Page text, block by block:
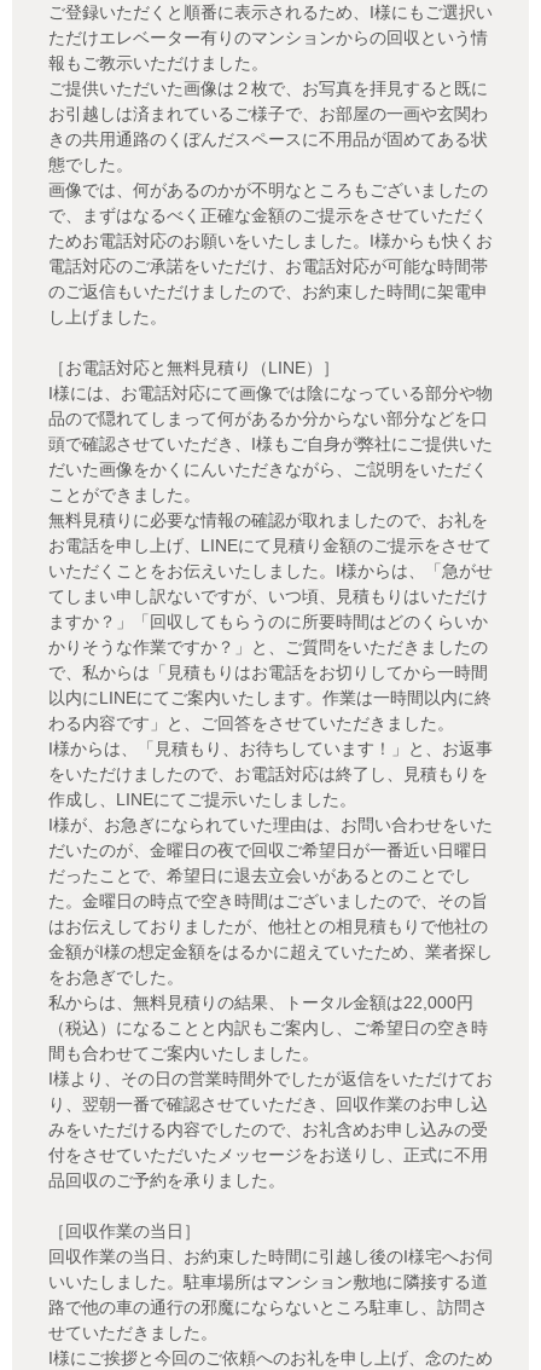
ご登録いただくと順番に表示されるため、I様にもご選択い
ただけエレベーター有りのマンションからの回収という情
報もご教示いただけました。
ご提供いただいた画像は２枚で、お写真を拝見すると既に
お引越しは済まれているご様子で、お部屋の一画や玄関わ
きの共用通路のくぼんだスペースに不用品が固めてある状
態でした。
画像では、何があるのかが不明なところもございましたの
で、まずはなるべく正確な金額のご提示をさせていただく
ためお電話対応のお願いをいたしました。I様からも快くお
電話対応のご承諾をいただけ、お電話対応が可能な時間帯
のご返信もいただけましたので、お約束した時間に架電申
し上げました。
［お電話対応と無料見積り（LINE）］
I様には、お電話対応にて画像では陰になっている部分や物
品ので隠れてしまって何があるか分からない部分などを口
頭で確認させていただき、I様もご自身が弊社にご提供いた
だいた画像をかくにんいただきながら、ご説明をいただく
ことができました。
無料見積りに必要な情報の確認が取れましたので、お礼を
お電話を申し上げ、LINEにて見積り金額のご提示をさせて
いただくことをお伝えいたしました。I様からは、「急がせ
てしまい申し訳ないですが、いつ頃、見積もりはいただけ
ますか？」「回収してもらうのに所要時間はどのくらいか
かりそうな作業ですか？」と、ご質問をいただきましたの
で、私からは「見積もりはお電話をお切りしてから一時間
以内にLINEにてご案内いたします。作業は一時間以内に終
わる内容です」と、ご回答をさせていただきました。
I様からは、「見積もり、お待ちしています！」と、お返事
をいただけましたので、お電話対応は終了し、見積もりを
作成し、LINEにてご提示いたしました。
I様が、お急ぎになられていた理由は、お問い合わせをいた
だいたのが、金曜日の夜で回収ご希望日が一番近い日曜日
だったことで、希望日に退去立会いがあるとのことでし
た。金曜日の時点で空き時間はございましたので、その旨
はお伝えしておりましたが、他社との相見積もりで他社の
金額がI様の想定金額をはるかに超えていたため、業者探し
をお急ぎでした。
私からは、無料見積りの結果、トータル金額は22,000円
（税込）になることと内訳もご案内し、ご希望日の空き時
間も合わせてご案内いたしました。
I様より、その日の営業時間外でしたが返信をいただけてお
り、翌朝一番で確認させていただき、回収作業のお申し込
みをいただける内容でしたので、お礼含めお申し込みの受
付をさせていただいたメッセージをお送りし、正式に不用
品回収のご予約を承りました。
［回収作業の当日］
回収作業の当日、お約束した時間に引越し後のI様宅へお伺
いいたしました。駐車場所はマンション敷地に隣接する道
路で他の車の通行の邪魔にならないところ駐車し、訪問さ
せていただきました。
I様にご挨拶と今回のご依頼へのお礼を申し上げ、念のため